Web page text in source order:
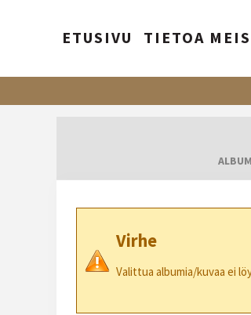
ETUSIVU TIETOA
Virhe
Valittua albumia/kuvaa ei